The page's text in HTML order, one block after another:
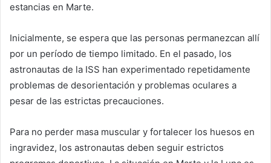
estancias en Marte.
Inicialmente, se espera que las personas permanezcan allí
por un período de tiempo limitado. En el pasado, los
astronautas de la ISS han experimentado repetidamente
problemas de desorientación y problemas oculares a
pesar de las estrictas precauciones.
Para no perder masa muscular y fortalecer los huesos en
ingravidez, los astronautas deben seguir estrictos